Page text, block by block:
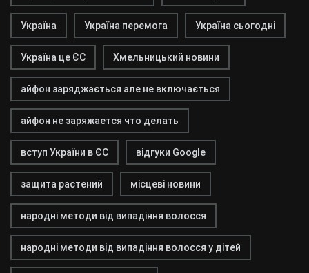
Україна Україна перемога Україна сьогодні
Україна це ЄС Хмельницький новини
айфон заряджається але не включається
айфон не заряжается что делать
вступ України в ЄС відгуки Google
защита растений місцеві новини
народні методи від випадіння волосся
народні методи від випадіння волосся у дітей